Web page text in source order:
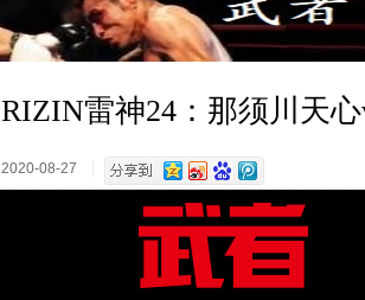
RIZIN雷神24：那须川天
2020-08-27